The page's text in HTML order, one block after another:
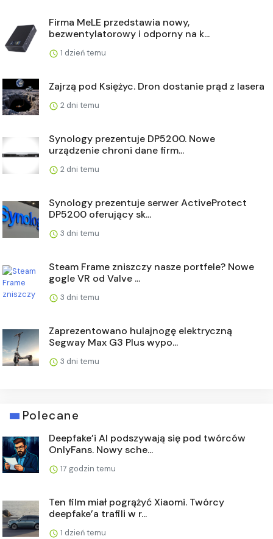
Firma MeLE przedstawia nowy,
bezwentylatorowy i odporny na k...
1 dzień temu
Zajrzą pod Księżyc. Dron dostanie prąd z lasera
2 dni temu
Synology prezentuje DP5200. Nowe
urządzenie chroni dane firm...
2 dni temu
Synology prezentuje serwer ActiveProtect
DP5200 oferujący sk...
3 dni temu
Steam Frame zniszczy nasze portfele? Nowe
gogle VR od Valve ...
3 dni temu
Zaprezentowano hulajnogę elektryczną
Segway Max G3 Plus wypo...
3 dni temu
Polecane
Deepfake’i AI podszywają się pod twórców
OnlyFans. Nowy sche...
17 godzin temu
Ten film miał pogrążyć Xiaomi. Twórcy
deepfake’a trafili w r...
1 dzień temu